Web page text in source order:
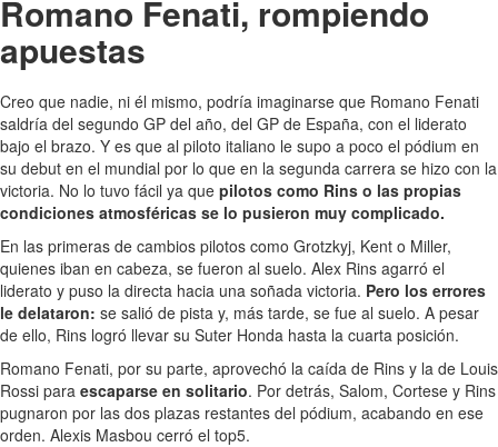
Romano Fenati, rompiendo
apuestas
Creo que nadie, ni él mismo, podría imaginarse que Romano Fenati
saldría del segundo GP del año, del GP de España, con el liderato
bajo el brazo. Y es que al piloto italiano le supo a poco el pódium en
su debut en el mundial por lo que en la segunda carrera se hizo con la
victoria. No lo tuvo fácil ya que pilotos como Rins o las propias
condiciones atmosféricas se lo pusieron muy complicado.
En las primeras de cambios pilotos como Grotzkyj, Kent o Miller,
quienes iban en cabeza, se fueron al suelo. Alex Rins agarró el
liderato y puso la directa hacia una soñada victoria. Pero los errores
le delataron: se salió de pista y, más tarde, se fue al suelo. A pesar
de ello, Rins logró llevar su Suter Honda hasta la cuarta posición.
Romano Fenati, por su parte, aprovechó la caída de Rins y la de Louis
Rossi para escaparse en solitario. Por detrás, Salom, Cortese y Rins
pugnaron por las dos plazas restantes del pódium, acabando en ese
orden. Alexis Masbou cerró el top5.